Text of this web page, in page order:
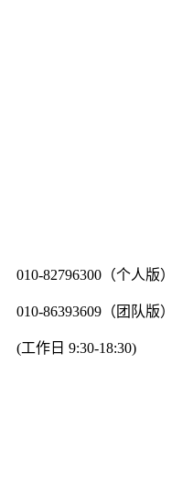
010-82796300（个人版）
010-86393609（团队版）
(工作日 9:30-18:30)